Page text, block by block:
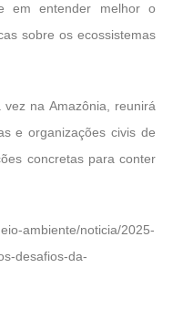
em entender melhor o
sobre os ecossistemas
na Amazônia, reunirá
e organizações civis de
concretas para conter
ambiente/noticia/2025-
desafios-da-